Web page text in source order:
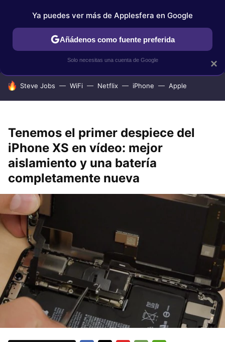
IPHONE TUTORIALES APPLESFERA SELECCIÓN
HOY SE HABLA DE
Steve Jobs WiFi Netflix iPhone Apple
Tenemos el primer despiece del
iPhone XS en vídeo: mejor
aislamiento y una batería
completamente nueva
×
Ya puedes ver más de Applesfera en Google
Añádenos como fuente preferida
Solo necesitas una cuenta de Google